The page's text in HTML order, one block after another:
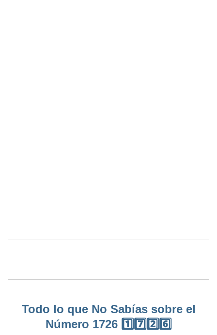
Todo lo que No Sabías sobre el
Número 1726 1️⃣7️⃣2️⃣6️⃣